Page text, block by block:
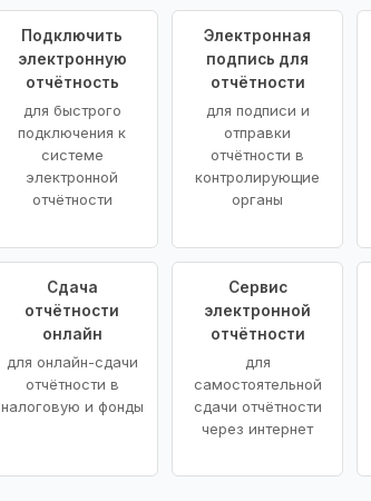
Подключить
электронную
отчётность
для быстрого
подключения к
системе
электронной
отчётности
Электронная
подпись для
отчётности
для подписи и
отправки
отчётности в
контролирующие
органы
Сдача
отчётности
онлайн
для онлайн-сдачи
отчётности в
налоговую и фонды
Сервис
электронной
отчётности
для
самостоятельной
сдачи отчётности
через интернет